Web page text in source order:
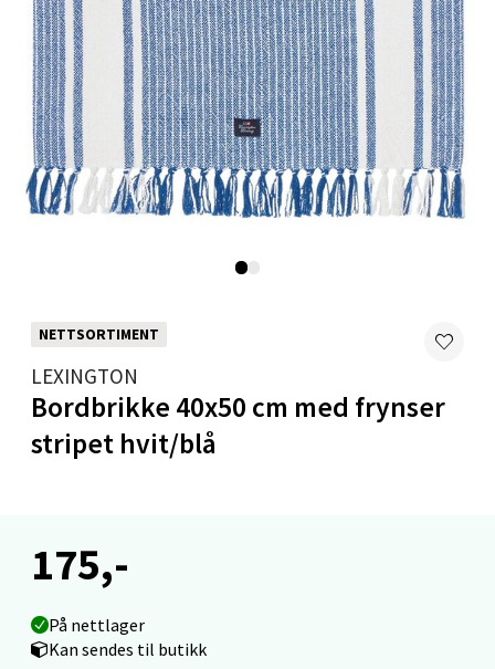
NETTSORTIMENT
LEXINGTON
Bordbrikke 40x50 cm med frynser
stripet hvit/blå
175,-
På nettlager
Kan sendes til butikk
Mandal - Alti Mandal
Skarvøyveien 55, 4517 Mandal
Åpent i dag 10-18
0 i butikk
Mo i Rana - Thon Senter Mo i Rana
Fridtjof Nansensgate 22, 8622 Mo i Rana
Åpent i dag 10-18